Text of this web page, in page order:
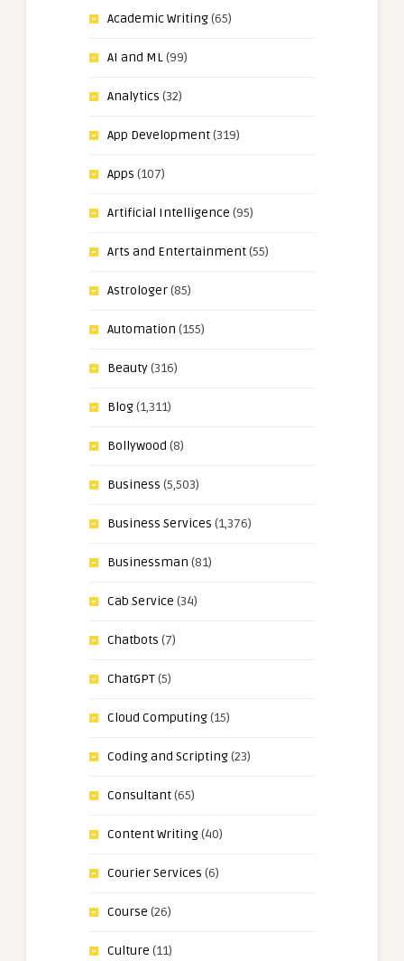
Academic Writing(65)
AI and ML(99)
Analytics (32)
App Development(319)
Apps (107)
Artificial Intelligence (95)
Arts and Entertainment(55)
Astrologer(85)
Automation (155)
Beauty(316)
Blog(1,311)
Bollywood (8)
Business (5,503)
Business Services (1,376)
Businessman (81)
Cab Service (34)
Chatbots (7)
ChatGPT(5)
Cloud Computing(15)
Coding and Scripting(23)
Consultant(65)
Content Writing(40)
Courier Services (6)
Course (26)
Culture (11)